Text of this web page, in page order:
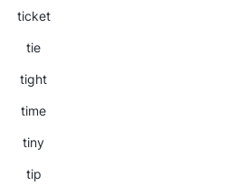
ticket
tie
tight
time
tiny
tip